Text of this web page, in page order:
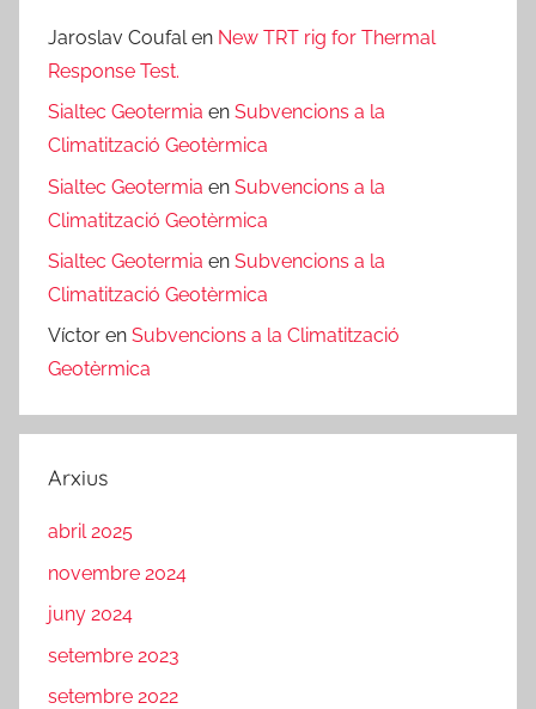
Jaroslav Coufal en New TRT rig for Thermal
Response Test.
Sialtec Geotermia en Subvencions a la
Climatització Geotèrmica
Sialtec Geotermia en Subvencions a la
Climatització Geotèrmica
Sialtec Geotermia en Subvencions a la
Climatització Geotèrmica
Víctor en Subvencions a la Climatització
Geotèrmica
Arxius
abril 2025
novembre 2024
juny 2024
setembre 2023
setembre 2022